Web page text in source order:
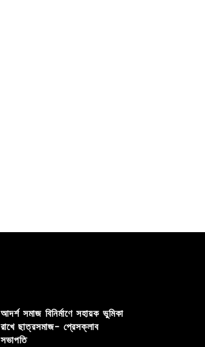
আদর্শ সমাজ বিনির্মাণে সহায়ক ভুমিকা
রাখে ছাত্রসমাজ- প্রেসক্লাব
সভাপতি